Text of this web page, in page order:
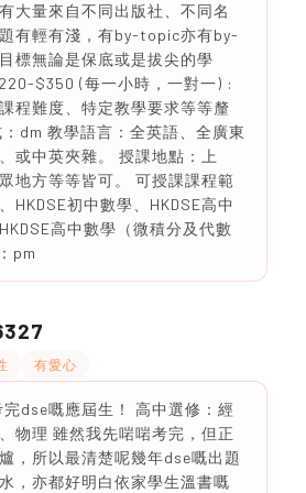
大量來自不同出版社、不同名
有輕有淺，有by-topic亦有by-
標無論是保底或是拔尖的學
$350 (每一小時，一對一) :
程難度、特定教學要求等等釐
dm 教學語言：全英語、全廣東
或中英夾雜。 授課地點：上
地方等等皆可。 可授課課程範
HKDSE初中數學、HKDSE高中
高中數學（微積分及代數
pm
有愛心
dse嘅應屆生！ 高中選修：經
物理 雖然我先啱啱考完，但正
，所以最清楚呢幾年dse嘅出題
，亦都好明白依家學生溫書嘅